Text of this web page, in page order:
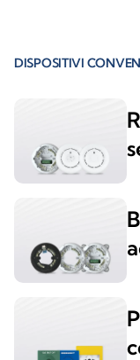
DISPOSITIVI